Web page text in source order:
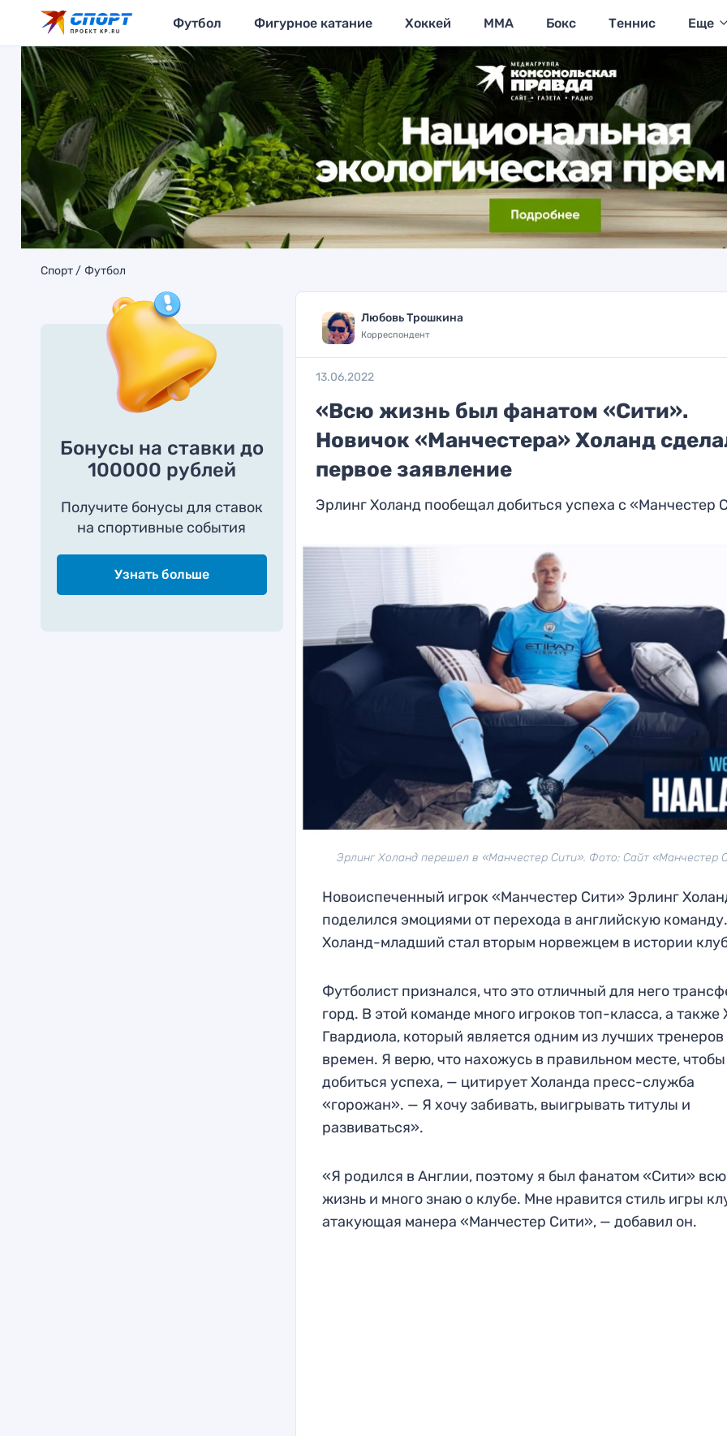
Футбол Фигурное катание Хоккей MMA Бокс Теннис Еще
Спорт Футбол
Бонусы на ставки до
100000 рублей
Получите бонусы для ставок
на спортивные события
Узнать больше
Любовь Трошкина
Корреспондент
13.06.2022
«Всю жизнь был фанатом «Сити».
Новичок «Манчестера» Холанд
первое заявление
Эрлинг Холанд пообещал добиться успеха с «Манчестер
Эрлинг Холанд перешел в «Манчестер Сити». Фото: Сайт «Манчестер
Новоиспеченный игрок «Манчестер Сити» Эрлинг
поделился эмоциями от перехода в английскую команду.
Холанд-младший стал вторым норвежцем в истории
Футболист признался, что это отличный для него
горд. В этой команде много игроков топ-класса, а также
Гвардиола, который является одним из лучших тренеров
времен. Я верю, что нахожусь в правильном месте, чтобы
добиться успеха, — цитирует Холанда пресс-служба
«горожан». — Я хочу забивать, выигрывать титулы и
развиваться».
«Я родился в Англии, поэтому я был фанатом «Сити» всю
жизнь и много знаю о клубе. Мне нравится стиль игры
атакующая манера «Манчестер Сити», — добавил он.